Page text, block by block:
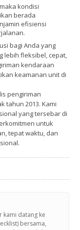
kondisi
berada
efisiensi
bagi Anda yang
lebih fleksibel, cepat,
kendaraan
keamanan unit di
pengiriman
tahun 2013. Kami
yang tersebar di
untuk
tepat waktu, dan
kami datang ke
bersama,